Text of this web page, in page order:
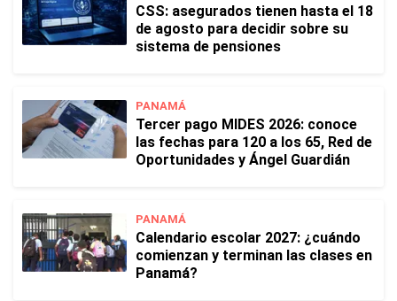
CSS: asegurados tienen hasta el 18
de agosto para decidir sobre su
sistema de pensiones
PANAMÁ
Tercer pago MIDES 2026: conoce
las fechas para 120 a los 65, Red de
Oportunidades y Ángel Guardián
PANAMÁ
Calendario escolar 2027: ¿cuándo
comienzan y terminan las clases en
Panamá?